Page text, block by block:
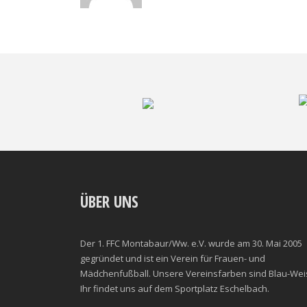
ÜBER UNS
Der 1. FFC Montabaur/Ww. e.V. wurde am 30. Mai 2005
gegründet und ist ein Verein für Frauen- und
Mädchenfußball. Unsere Vereinsfarben sind Blau-
Ihr findet uns auf dem Sportplatz Eschelbach.